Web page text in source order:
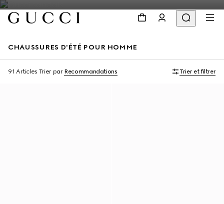
CHAUSSURES D'ÉTÉ POUR HOMME
91 Articles Trier par Recommandations Trier et filtrer